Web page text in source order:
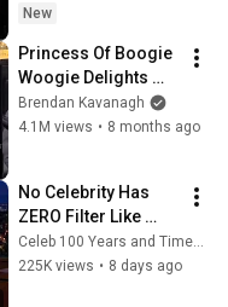
supplicata di spos
New
Princess Of Boogie
Woogie Delights
Everyone
Brendan Kavanagh
4.1M views • 8 months ago
No Celebrity Has
ZERO Filter Like
Rowan Atkinson -
and It’s HILARIOUS!
Celeb 100 Years and TimeStory Line
225K views • 8 days ago